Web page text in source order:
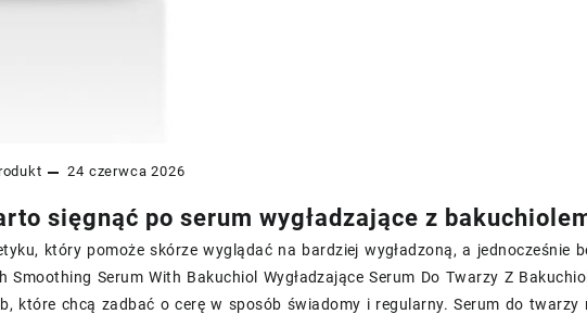
24 czerwca 2026
sięgnąć po serum wygładzające z
który pomoże skórze wyglądać na bardziej wygładzoną, a jednocześnie
Smoothing Serum With Bakuchiol Wygładzające Serum Do Twarzy Z
które chcą zadbać o cerę w sposób świadomy i regularny. Serum do twarzy